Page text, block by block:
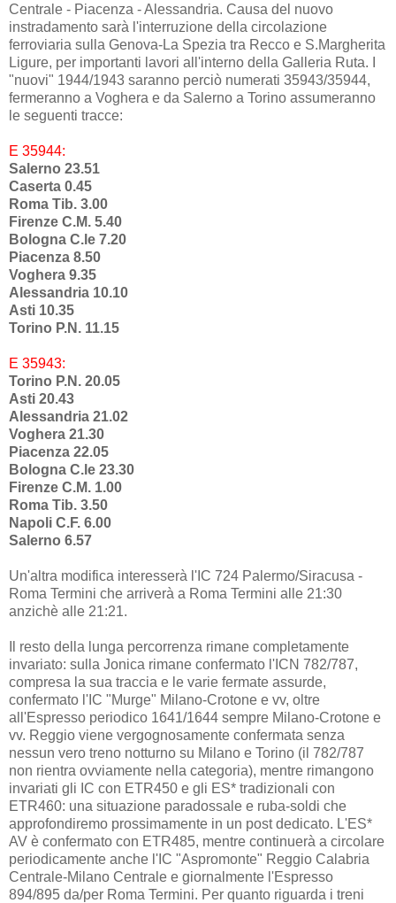
Centrale - Piacenza - Alessandria. Causa del nuovo
instradamento sarà l'interruzione della circolazione
ferroviaria sulla Genova-La Spezia tra Recco e S.Margherita
Ligure, per importanti lavori all'interno della Galleria Ruta. I
"nuovi" 1944/1943 saranno perciò numerati 35943/35944,
fermeranno a Voghera e da Salerno a Torino assumeranno
le seguenti tracce:
E 35944:
Salerno 23.51
Caserta 0.45
Roma Tib. 3.00
Firenze C.M. 5.40
Bologna C.le 7.20
Piacenza 8.50
Voghera 9.35
Alessandria 10.10
Asti 10.35
Torino P.N. 11.15
E 35943:
Torino P.N. 20.05
Asti 20.43
Alessandria 21.02
Voghera 21.30
Piacenza 22.05
Bologna C.le 23.30
Firenze C.M. 1.00
Roma Tib. 3.50
Napoli C.F. 6.00
Salerno 6.57
Un'altra modifica interesserà l'IC 724 Palermo/Siracusa -
Roma Termini che arriverà a Roma Termini alle 21:30
anzichè alle 21:21.
Il resto della lunga percorrenza rimane completamente
invariato: sulla Jonica rimane confermato l'ICN 782/787,
compresa la sua traccia e le varie fermate assurde,
confermato l'IC "Murge" Milano-Crotone e vv, oltre
all'Espresso periodico 1641/1644 sempre Milano-Crotone e
vv. Reggio viene vergognosamente confermata senza
nessun vero treno notturno su Milano e Torino (il 782/787
non rientra ovviamente nella categoria), mentre rimangono
invariati gli IC con ETR450 e gli ES* tradizionali con
ETR460: una situazione paradossale e ruba-soldi che
approfondiremo prossimamente in un post dedicato. L'ES*
AV è confermato con ETR485, mentre continuerà a circolare
periodicamente anche l'IC "Aspromonte" Reggio Calabria
Centrale-Milano Centrale e giornalmente l'Espresso
894/895 da/per Roma Termini. Per quanto riguarda i treni